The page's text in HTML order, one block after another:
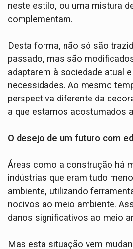
neste estilo, ou uma mistura
complementam.
Desta forma, não só são
passado, mas são
adaptarem à sociedade atual
necessidades. Ao mesmo
perspectiva diferente da
a que estamos acostumados
O desejo de um futuro com
Áreas como a construção há
indústrias que eram tudo
ambiente, utilizando
nocivos ao meio ambiente.
danos significativos ao meio
Mas esta situação vem